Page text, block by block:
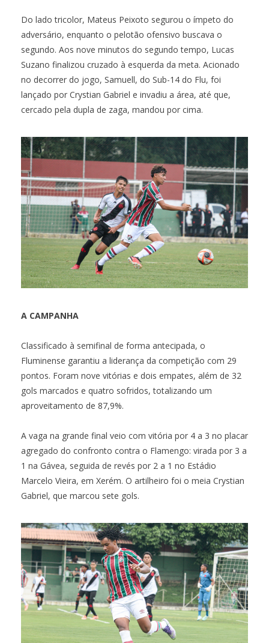
Do lado tricolor, Mateus Peixoto segurou o ímpeto do
adversário, enquanto o pelotão ofensivo buscava o
segundo. Aos nove minutos do segundo tempo, Lucas
Suzano finalizou cruzado à esquerda da meta. Acionado
no decorrer do jogo, Samuell, do Sub-14 do Flu, foi
lançado por Crystian Gabriel e invadiu a área, até que,
cercado pela dupla de zaga, mandou por cima.
A CAMPANHA
Classificado à semifinal de forma antecipada, o
Fluminense garantiu a liderança da competição com 29
pontos. Foram nove vitórias e dois empates, além de 32
gols marcados e quatro sofridos, totalizando um
aproveitamento de 87,9%.
A vaga na grande final veio com vitória por 4 a 3 no placar
agregado do confronto contra o Flamengo: virada por 3 a
1 na Gávea, seguida de revés por 2 a 1 no Estádio
Marcelo Vieira, em Xerém. O artilheiro foi o meia Crystian
Gabriel, que marcou sete gols.